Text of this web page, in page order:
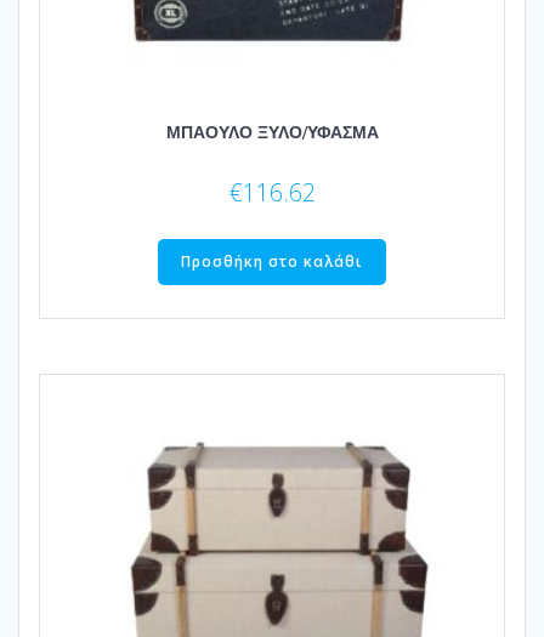
ΜΠΑΟΥΛΟ ΞΥΛΟ/ΥΦΑΣΜΑ
€116.62
Προσθήκη στο καλάθι